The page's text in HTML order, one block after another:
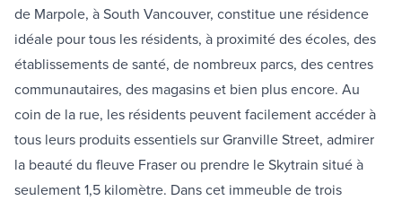
de Marpole, à South Vancouver, constitue une résidence
idéale pour tous les résidents, à proximité des écoles, des
établissements de santé, de nombreux parcs, des centres
communautaires, des magasins et bien plus encore. Au
coin de la rue, les résidents peuvent facilement accéder à
tous leurs produits essentiels sur Granville Street, admirer
la beauté du fleuve Fraser ou prendre le Skytrain situé à
seulement 1,5 kilomètre. Dans cet immeuble de trois